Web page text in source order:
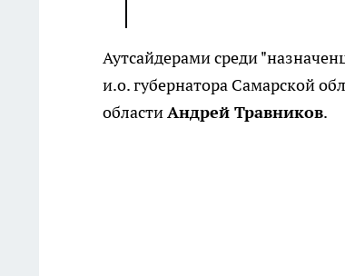
Аутсайдерами среди
и.о. губернатора Самарской
областиАндрей Травников.